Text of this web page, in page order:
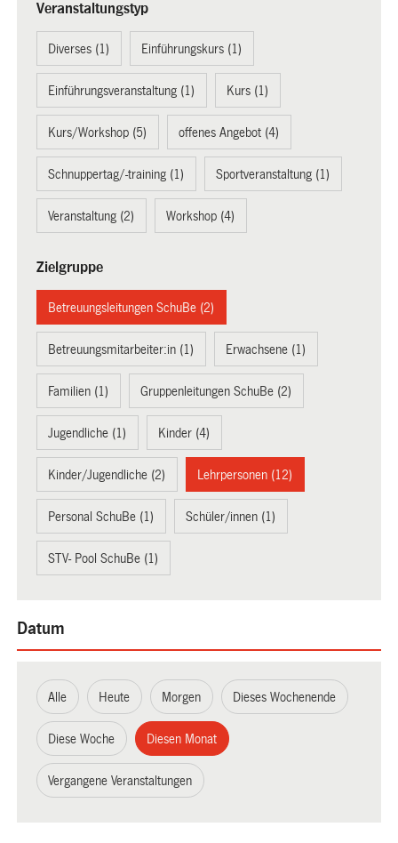
Veranstaltungstyp
Diverses (1) Einführungskurs (1)
Einführungsveranstaltung (1) Kurs (1)
Kurs/Workshop (5) offenes Angebot (4)
Schnuppertag/-training (1) Sportveranstaltung (1)
Veranstaltung (2) Workshop (4)
Zielgruppe
Betreuungsleitungen SchuBe (2)
Betreuungsmitarbeiter:in (1) Erwachsene (1)
Familien (1) Gruppenleitungen SchuBe (2)
Jugendliche (1) Kinder (4)
Kinder/Jugendliche (2) Lehrpersonen (12)
Personal SchuBe (1) Schüler/innen (1)
STV- Pool SchuBe (1)
Datum
Alle Heute Morgen Dieses Wochenende
Diese Woche Diesen Monat
Vergangene Veranstaltungen